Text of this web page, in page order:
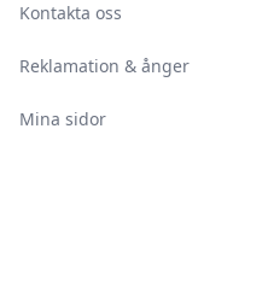
Kontakta oss
Reklamation & ånger
Mina sidor